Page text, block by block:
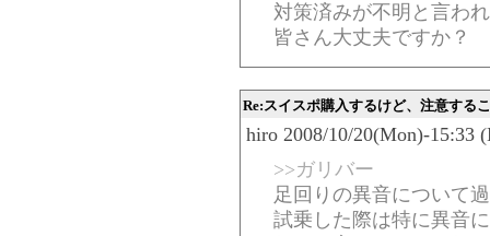
対策済みが不明と言わ
皆さん大丈夫ですか？
Re:スイスポ購入するけど、注意する
hiro 2008/10/20(Mon)-15:33
>>ガリバー
足回りの異音について
試乗した際は特に異音